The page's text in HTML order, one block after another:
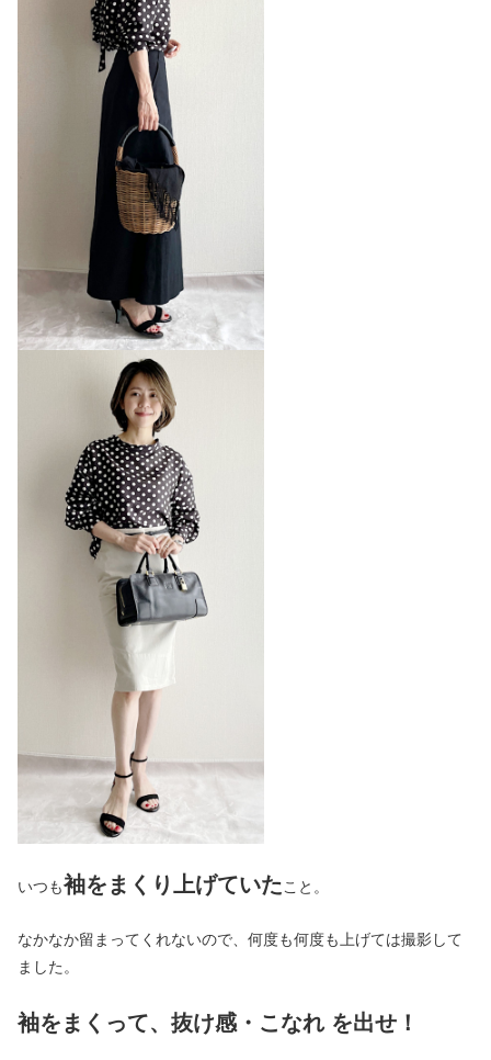
いつも袖をまくり上げていたこと。
なかなか留まってくれないので、何度も何度も上げては撮影して
ました。
袖をまくって、抜け感・こなれ を出せ！